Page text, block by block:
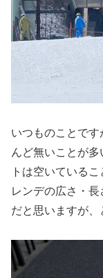
いつものことで
んど無いことが
トは空いている
レンデの広さ・
だと思いますが、